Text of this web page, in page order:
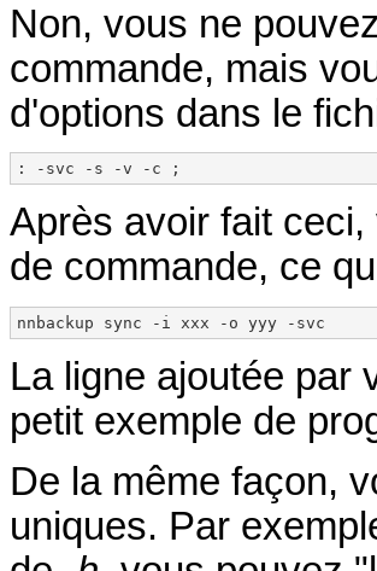
Non, vous ne
commande, mais
d'options dans le
: -svc -s -v -c ;
Après avoir fait
de commande, ce
nnbackup sync -i xxx -o yyy -svc
La ligne ajoutée par
petit exemple de
De la même façon,
uniques. Par